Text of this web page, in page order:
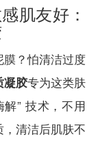
肌友好：
？怕清洁过度
凝胶专为这类肤
” 技术，不用
清洁后肌肤不